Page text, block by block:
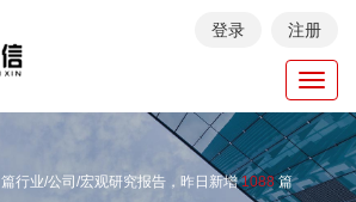
登录 注册
篇行业/公司/宏观研究报告，昨日新增1088篇